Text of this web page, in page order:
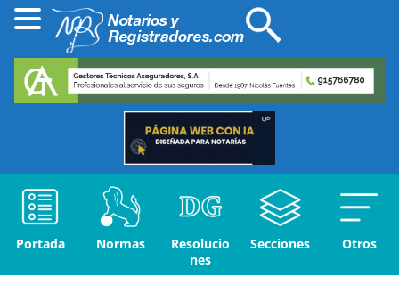
Portada Normas
Resolucio
nes
Secciones Otros